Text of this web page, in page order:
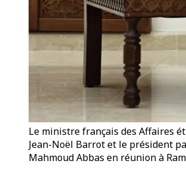
Le ministre français des Affaires
Jean-Noël Barrot et le président
Mahmoud Abbas en réunion à